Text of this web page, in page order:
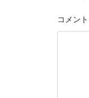
コメント